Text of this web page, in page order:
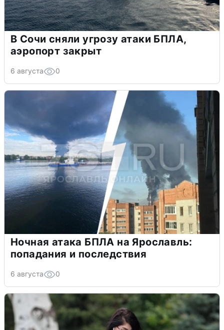
В Сочи сняли угрозу атаки БПЛА,
аэропорт закрыт
6 августа 0
Ночная атака БПЛА на Ярославль:
попадания и последствия
6 августа 0